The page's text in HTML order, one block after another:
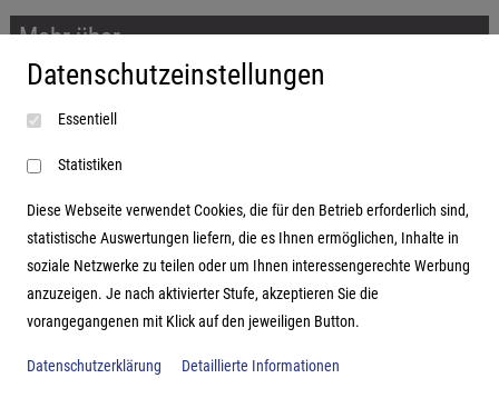
Mehr über...
Impressum
AGB
Datenschutzerklärung
Adresse
Hutter Trade GmbH + Co KG
Bgm.-Landmann-Platz 1-5
Datenschutzeinstellungen
Essentiell
Statistiken
Diese Webseite verwendet Cookies, die für den Betrieb erforderlich sind,
statistische Auswertungen liefern, die es Ihnen ermöglichen, Inhalte in
soziale Netzwerke zu teilen oder um Ihnen interessengerechte Werbung
anzuzeigen. Je nach aktivierter Stufe, akzeptieren Sie die
vorangegangenen mit Klick auf den jeweiligen Button.
Datenschutzerklärung Detaillierte Informationen